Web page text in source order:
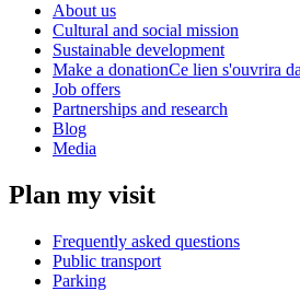
About us
Cultural and social mission
Sustainable development
Make a donationCe lien s'ouvrira
Job offers
Partnerships and research
Blog
Media
Plan my visit
Frequently asked questions
Public transport
Parking